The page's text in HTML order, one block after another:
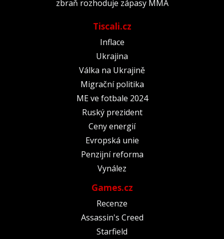
zbraň rozhoduje zápasy MMA
Tiscali.cz
Inflace
Ukrajina
Válka na Ukrajině
Migrační politika
ME ve fotbale 2024
Ruský prezident
Ceny energií
Evropská unie
Penzijní reforma
Vynález
Games.cz
Recenze
Assassin's Creed
Starfield